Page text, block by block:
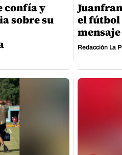
confía y
sobre su
el fútbol
Redacción La